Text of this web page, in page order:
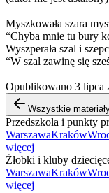
Myszkowała szara
“Chyba mnie tu bury
Wyszperała szal i
“W szal zawinę się
Opublikowano 3 lipca
Wszystkie
Przedszkola i punkty
WarszawaKraków
więcej
Żłobki i kluby
WarszawaKraków
więcej